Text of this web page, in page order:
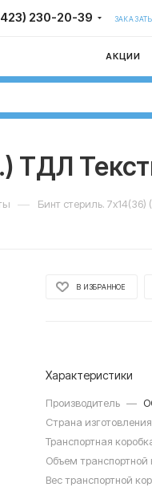
230-20-39
АКЦИИ
ТДЛ
— Бинт стериль.
В ИЗБРАННОЕ
Характеристики
Производитель —
Страна изготовления
Транспортная
Объем транспортной
Вес транспортной